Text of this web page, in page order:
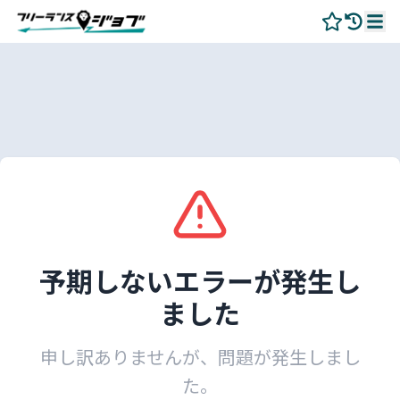
予期しないエラーが発生し
ました
申し訳ありませんが、問題が発生しまし
た。